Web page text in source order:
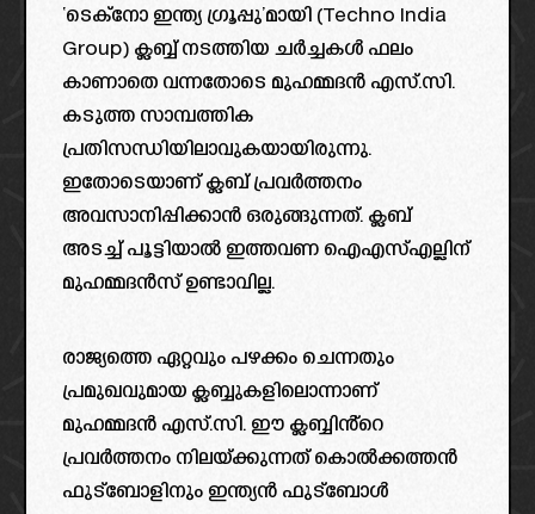
‘ടെക്നോ ഇന്ത്യ ഗ്രൂപ്പു’മായി (Techno India
Group) ക്ലബ്ബ് നടത്തിയ ചർച്ചകൾ ഫലം
കാണാതെ വന്നതോടെ മുഹമ്മദൻ എസ്.സി.
കടുത്ത സാമ്പത്തിക
പ്രതിസന്ധിയിലാവുകയായിരുന്നു.
ഇതോടെയാണ് ക്ലബ് പ്രവർത്തനം
അവസാനിപ്പിക്കാൻ ഒരുങ്ങുന്നത്. ക്ലബ്
അടച്ച് പൂട്ടിയാൽ ഇത്തവണ ഐഎസ്എല്ലിന്
മുഹമ്മദൻസ് ഉണ്ടാവില്ല.
രാജ്യത്തെ ഏറ്റവും പഴക്കം ചെന്നതും
പ്രമുഖവുമായ ക്ലബ്ബുകളിലൊന്നാണ്
മുഹമ്മദൻ എസ്.സി. ഈ ക്ലബ്ബിൻ്റെ
പ്രവർത്തനം നിലയ്ക്കുന്നത് കൊൽക്കത്തൻ
ഫുട്ബോളിനും ഇന്ത്യൻ ഫുട്ബോൾ